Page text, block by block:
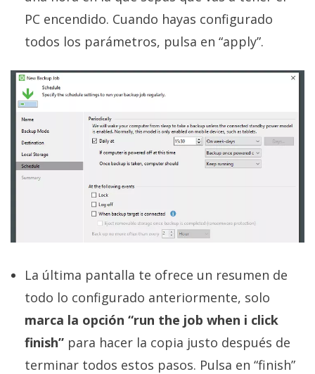
PC encendido. Cuando hayas configurado
todos los parámetros, pulsa en “apply”.
La última pantalla te ofrece un resumen de
todo lo configurado anteriormente, solo
marca la opción “run the job when i click
finish” para hacer la copia justo después de
terminar todos estos pasos. Pulsa en “finish”